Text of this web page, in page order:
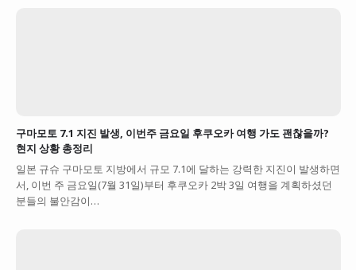
구마모토 7.1 지진 발생, 이번주 금요일 후쿠오카 여행 가도 괜찮을까?
현지 상황 총정리
일본 규슈 구마모토 지방에서 규모 7.1에 달하는 강력한 지진이 발생하면
서, 이번 주 금요일(7월 31일)부터 후쿠오카 2박 3일 여행을 계획하셨던
분들의 불안감이…